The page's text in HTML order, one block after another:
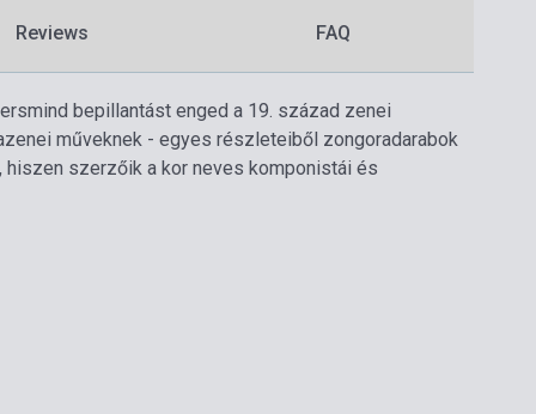
Reviews FAQ
bepillantást enged a 19. század zenei
műveknek - egyes részleteiből zongoradarabok
hiszen szerzőik a kor neves komponistái és